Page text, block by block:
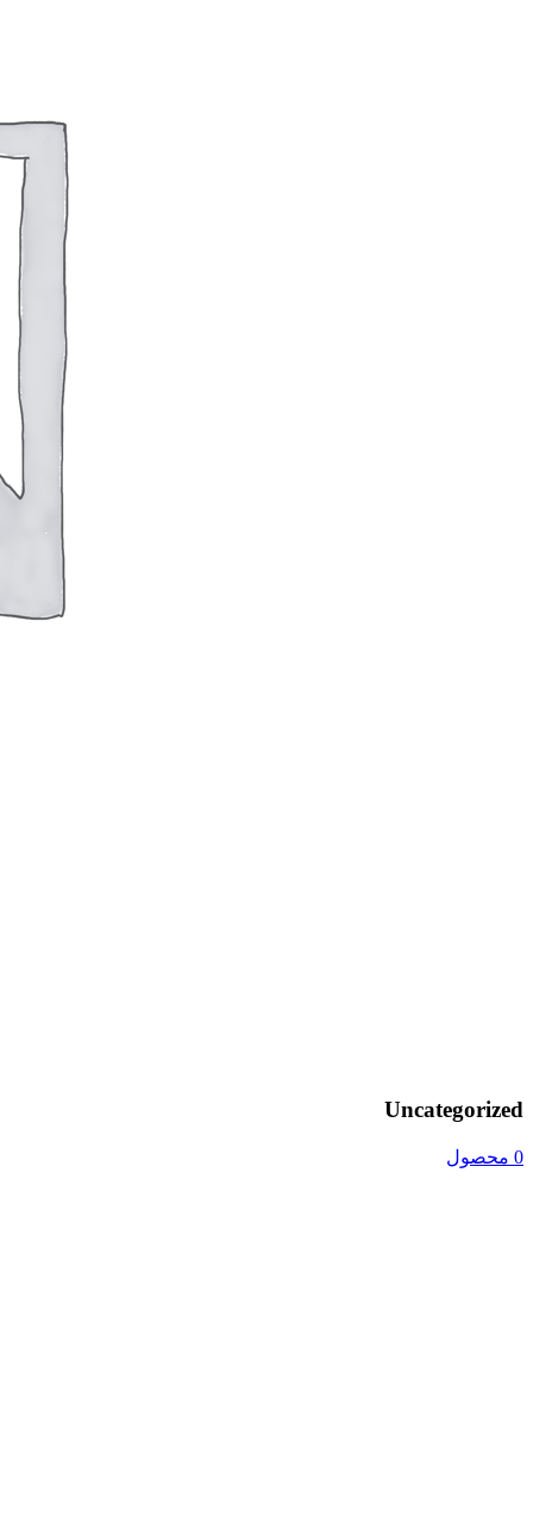
Uncategorized
0 محصول